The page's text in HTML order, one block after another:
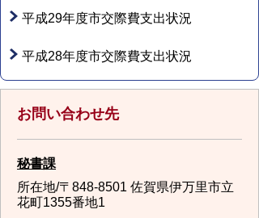
平成29年度市交際費支出状況
平成28年度市交際費支出状況
お問い合わせ先
秘書課
所在地/〒848-8501 佐賀県伊万里市立
花町1355番地1